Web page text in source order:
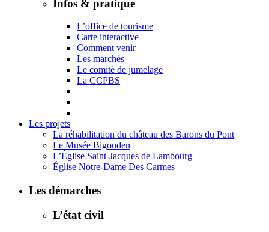
Infos & pratique
L’office de tourisme
Carte interactive
Comment venir
Les marchés
Le comité de jumelage
La CCPBS
Les projets
La réhabilitation du château des Barons du Pont
Le Musée Bigouden
L’Église Saint-Jacques de Lambourg
Église Notre-Dame Des Carmes
Les démarches
L’état civil